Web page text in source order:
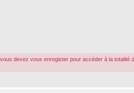
devez vous enregister pour accéder à la totalité